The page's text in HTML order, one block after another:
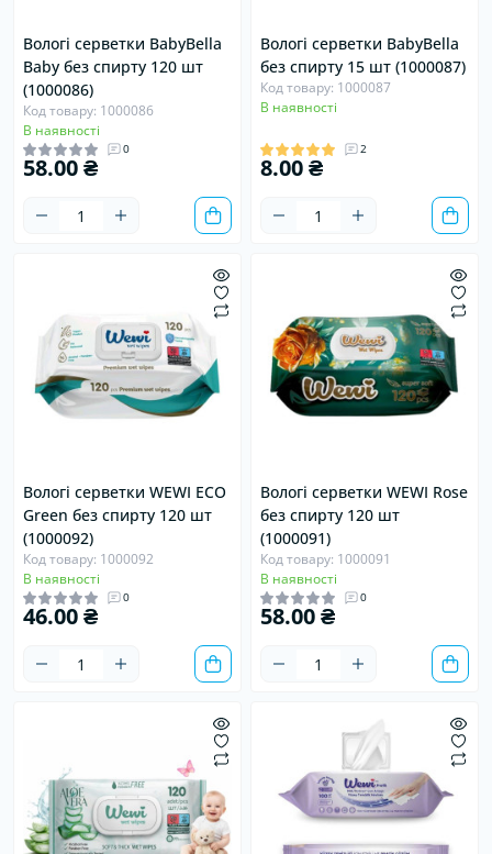
Вологі серветки BabyBella
Baby без спирту 120 шт
(1000086)
Код товару: 1000086
В наявності
0
58.00 ₴
Вологі серветки BabyBella
без спирту 15 шт (1000087)
Код товару: 1000087
В наявності
2
8.00 ₴
Вологі серветки WEWI ECO
Green без спирту 120 шт
(1000092)
Код товару: 1000092
В наявності
0
46.00 ₴
Вологі серветки WEWI Rose
без спирту 120 шт
(1000091)
Код товару: 1000091
В наявності
0
58.00 ₴